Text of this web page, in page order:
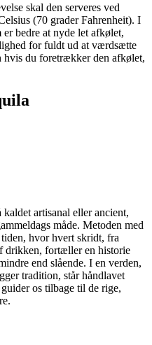
skal den serveres ved
(70 grader Fahrenheit). I
bedre at nyde let afkølet,
for fuldt ud at værdsætte
hvis du foretrækker den afkølet,
artisanal eller ancient,
måde. Metoden med
hvor hvert skridt, fra
drikken, fortæller en historie
end slående. I en verden,
tradition, står håndlavet
os tilbage til de rige,